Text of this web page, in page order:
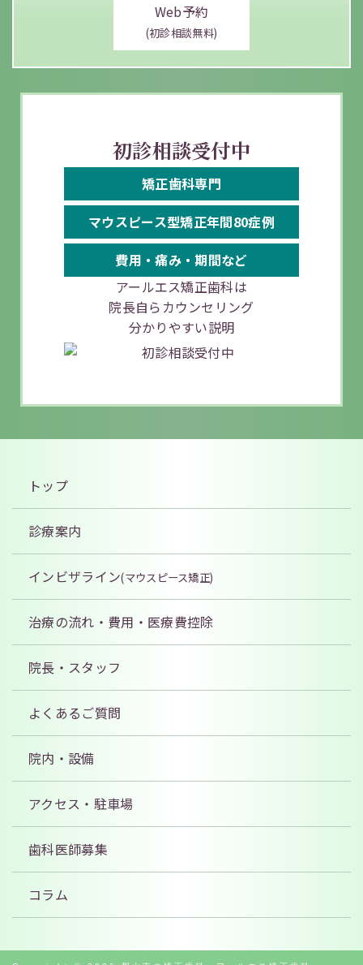
Web予約
(初診相談無料)
初診相談受付中
矯正歯科専門
マウスピース型矯正年間80症例
費用・痛み・期間など
アールエス矯正歯科は
院長自らカウンセリング
分かりやすい説明
トップ
診療案内
インビザライン(マウスピース矯正)
治療の流れ・費用 ・医療費控除
院長・スタッフ
よくあるご質問
院内・設備
アクセス ・駐車場
歯科医師募集
コラム